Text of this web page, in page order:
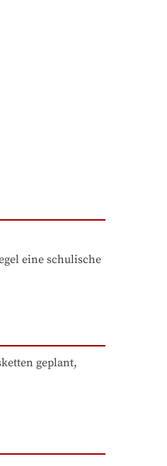
eine schulische
geplant,